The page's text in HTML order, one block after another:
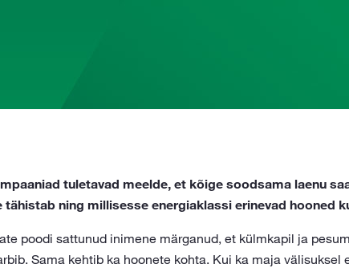
tuletavad meelde, et kõige soodsama laenu
ning millisesse energiaklassi erinevad hooned
poodi sattunud inimene märganud, et külmkapil ja
Sama kehtib ka hoonete kohta. Kui ka maja